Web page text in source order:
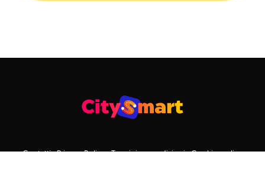
Contatti Privacy Policy Termini e condizioni Cookie policy